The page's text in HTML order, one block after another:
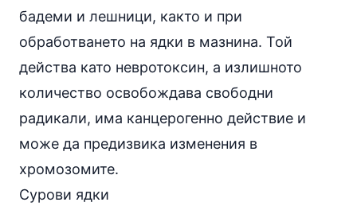
бадеми и лешници, както и при
обработването на ядки в мазнина. Той
действа като невротоксин, а излишното
количество освобождава свободни
радикали, има канцерогенно действие и
може да предизвика изменения в
хромозомите.
Сурови ядки